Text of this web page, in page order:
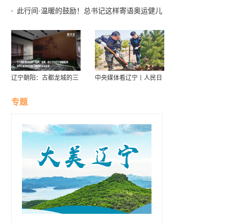
变、志不改”
此行间·温暖的鼓励！总书记这样寄语奥运健儿
辽宁朝阳：古都龙城的三
中央媒体看辽宁丨人民日
专题